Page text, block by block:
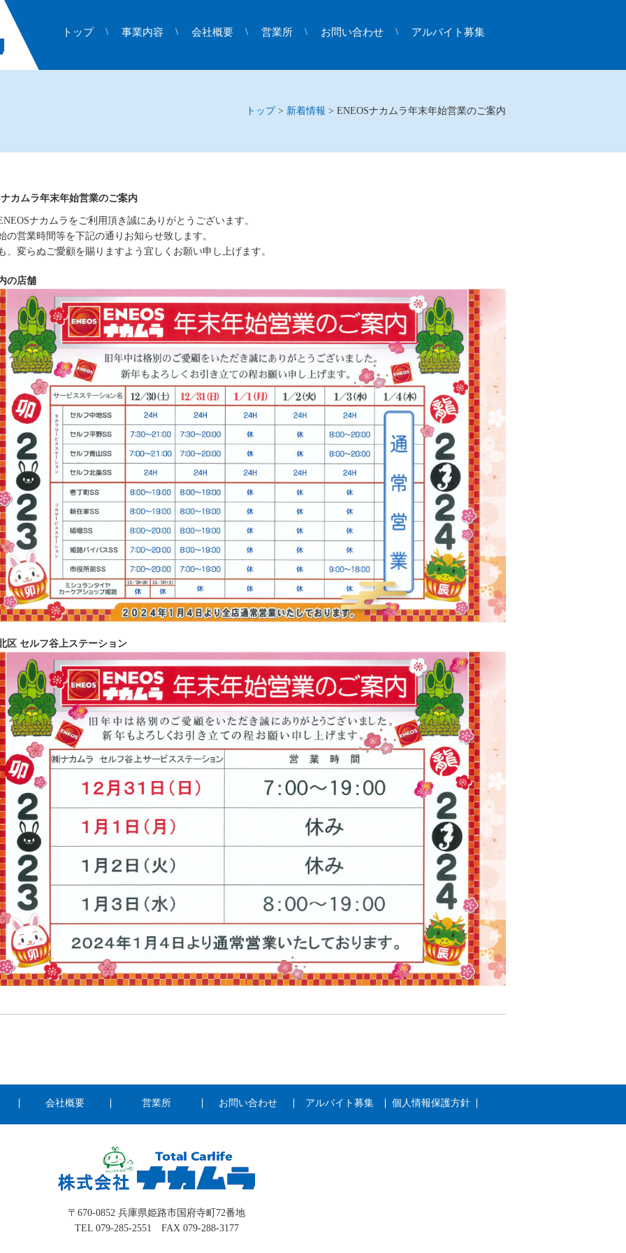
トップ 事業内容 会社概要 営業所 お問い合わせ アルバイト募集
トップ > 新着情報 > ENEOSナカムラ年末年始営業のご案内
カムラ年末年始営業のご案内
ナカムラをご利用頂き誠にありがとうございます。
の営業時間等を下記の通りお知らせ致します。
、変らぬご愛顧を賜りますよう宜しくお願い申し上げます。
の店舗
区 セルフ谷上ステーション
会社概要 営業所 お問い合わせ アルバイト募集 個人情報保護方針
〒670-0852 兵庫県姫路市国府寺町72番地
TEL 079-285-2551 FAX 079-288-3177